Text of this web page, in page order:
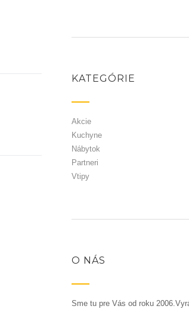
KATEGÓRIE
Akcie
Kuchyne
Nábytok
Partneri
Vtipy
O NÁS
Sme tu pre Vás od roku